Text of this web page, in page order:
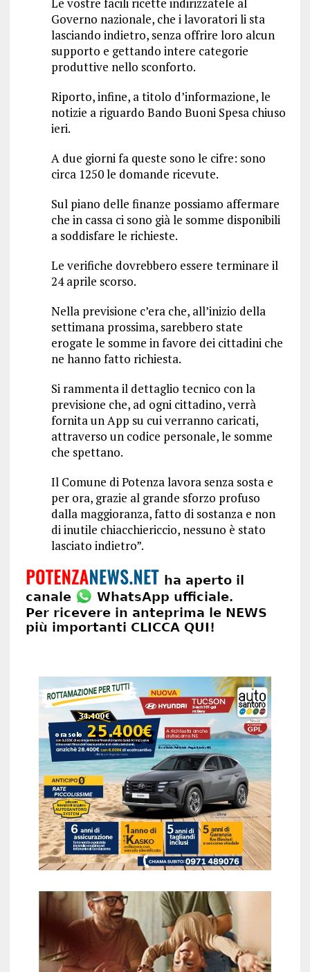
Le vostre facili ricette indirizzatele al
Governo nazionale, che i lavoratori li sta
lasciando indietro, senza offrire loro alcun
supporto e gettando intere categorie
produttive nello sconforto.
Riporto, infine, a titolo d’informazione, le
notizie a riguardo Bando Buoni Spesa chiuso
ieri.
A due giorni fa queste sono le cifre: sono
circa 1250 le domande ricevute.
Sul piano delle finanze possiamo affermare
che in cassa ci sono già le somme disponibili
a soddisfare le richieste.
Le verifiche dovrebbero essere terminare il
24 aprile scorso.
Nella previsione c’era che, all’inizio della
settimana prossima, sarebbero state
erogate le somme in favore dei cittadini che
ne hanno fatto richiesta.
Si rammenta il dettaglio tecnico con la
previsione che, ad ogni cittadino, verrà
fornita un App su cui verranno caricati,
attraverso un codice personale, le somme
che spettano.
Il Comune di Potenza lavora senza sosta e
per ora, grazie al grande sforzo profuso
dalla maggioranza, fatto di sostanza e non
di inutile chiacchiericcio, nessuno è stato
lasciato indietro”.